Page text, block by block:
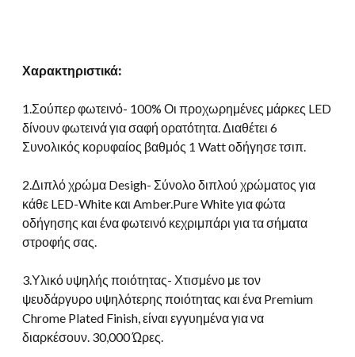
Χαρακτηριστικά:
1.Σούπερ φωτεινό- 100% Οι προχωρημένες μάρκες LED
δίνουν φωτεινά για σαφή ορατότητα. Διαθέτει 6
Συνολικός κορυφαίος βαθμός 1 Watt οδήγησε τσιπ.
2.Διπλό χρώμα Desigh- Σύνολο διπλού χρώματος για
κάθε LED-White και Amber.Pure White για φώτα
οδήγησης και ένα φωτεινό κεχριμπάρι για τα σήματα
στροφής σας.
3.Υλικό υψηλής ποιότητας- Χτισμένο με τον
ψευδάργυρο υψηλότερης ποιότητας και ένα Premium
Chrome Plated Finish, είναι εγγυημένα για να
διαρκέσουν. 30,000 Ώρες.